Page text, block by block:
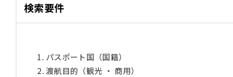
検索要件
パスポート国（国籍）
渡航目的（観光 ・ 商用）